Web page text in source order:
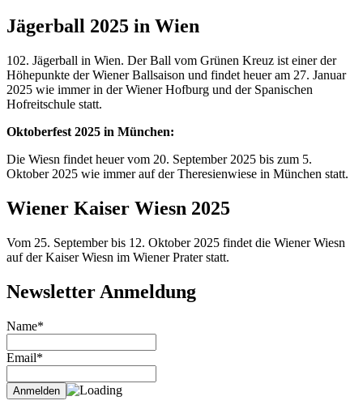
Jägerball 2025 in Wien
102. Jägerball in Wien. Der Ball vom Grünen Kreuz ist einer der
Höhepunkte der Wiener Ballsaison und findet heuer am 27. Januar
2025 wie immer in der Wiener Hofburg und der Spanischen
Hofreitschule statt.
Oktoberfest 2025 in München:
Die Wiesn findet heuer vom 20. September 2025 bis zum 5.
Oktober 2025 wie immer auf der Theresienwiese in München statt.
Wiener Kaiser Wiesn 2025
Vom 25. September bis 12. Oktober 2025 findet die Wiener Wiesn
auf der Kaiser Wiesn im Wiener Prater statt.
Newsletter Anmeldung
Name*
Email*